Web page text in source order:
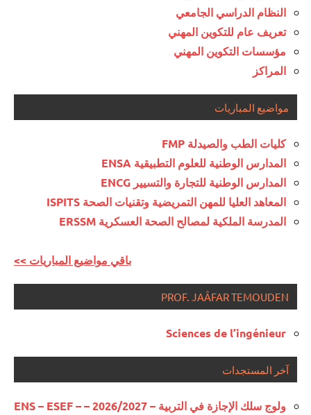
النظام الدراسي الجامعي
تعريف عام للتكوين المهني
مؤسسات التكوين المهني
المراكز
مواضيع المباريات
كليات الطب والصيدلة FMP
المدارس الوطنية للعلوم التطبيقية ENSA
المدارس الوطنية للتجارة والتسيير ENCG
المعاهد العليا للمهن التمريضية وتقنيات الصحة ISPITS
المدرسة الملكية لمصالح الصحة العسكرية ERSSM
<< باقي مواضيع المباريات
PROF. JAÂFAR TEMOUDEN
Sciences de l’ingénieur
آخر المستجدات
ولوج سلك الإجازة في التربية – 2026/2027 – ENS – ESEF –